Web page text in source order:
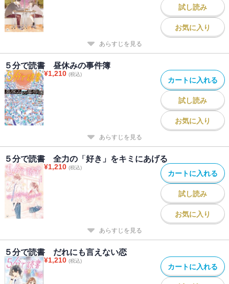
試し読み
お気に入り
あらすじを見る
５分で読書 昼休みの事件簿
¥1,210 (税込)
カートに入れる
試し読み
お気に入り
あらすじを見る
５分で読書 全力の「好き」をキミにあげる
¥1,210 (税込)
カートに入れる
試し読み
お気に入り
あらすじを見る
５分で読書 だれにも言えない恋
¥1,210 (税込)
カートに入れる